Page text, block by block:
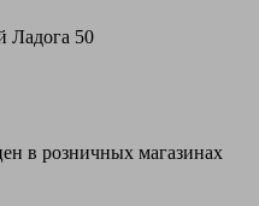
Ладога 50
в розничных магазинах